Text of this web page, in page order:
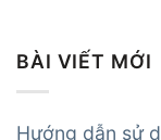
BÀI VIẾT MỚI
Hướng dẫn sử